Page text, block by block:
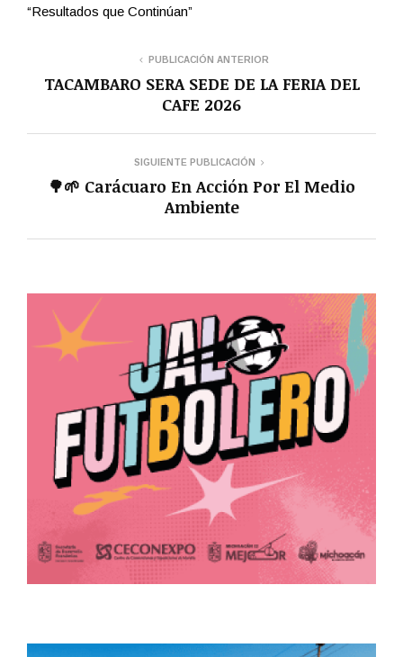
“Resultados que Continúan”
PUBLICACIÓN ANTERIOR
TACAMBARO SERA SEDE DE LA FERIA DEL
CAFE 2026
SIGUIENTE PUBLICACIÓN
🌳🌱 Carácuaro En Acción Por El Medio
Ambiente